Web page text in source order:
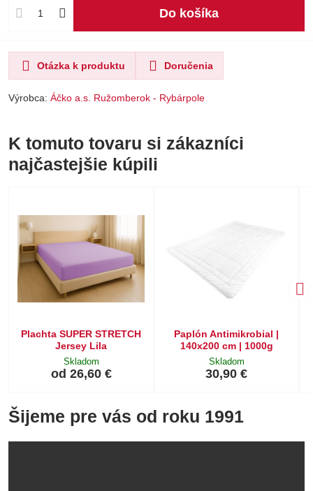
Do košíka
Otázka k produktu Doručenia
Výrobca: Áčko a.s. Ružomberok - Rybárpole
K tomuto tovaru si zákazníci
najčastejšie kúpili
Plachta SUPER STRETCH
Jersey Lila
Skladom
od 26,60 €
Paplón Antimikrobial |
140x200 cm | 1000g
Skladom
30,90 €
Šijeme pre vás od roku 1991